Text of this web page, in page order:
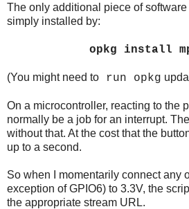
The only additional piece of
simply installed by:
opkg install
(You might need to run opkg
On a microcontroller, reacting to the
normally be a job for an interrupt.
without that. At the cost that the
up to a second.
So when I momentarily connect any
exception of GPIO6) to 3.3V, the
the appropriate stream URL.